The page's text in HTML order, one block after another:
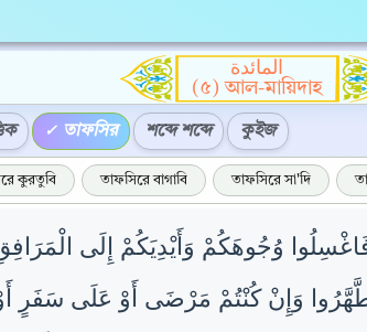
المائدة
(৫) আল-মায়িদাহ
তাফসির শব্দে শব্দে কুইজ
কুরতুবি তাফসিরে বাগাবি তাফসিরে সা'দি
فَاغْسِلُوا وُجُوهَكُمْ وَأَيْدِيَكُمْ إِلَى
وَإِنْ كُنْتُمْ مَرْضَى أَوْ عَلَى سَفَرٍ